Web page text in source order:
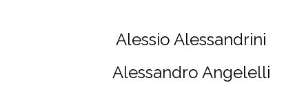
Alessio Alessandrini
Alessandro Angelelli